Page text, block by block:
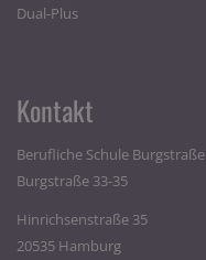
Dual-Plus
Kontakt
Berufliche Schule Burgstraße
Burgstraße 33-35
Hinrichsenstraße 35
20535 Hamburg